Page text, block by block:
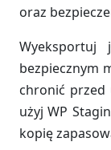
oraz
bezpiecznym
chronić przed
użyj WP
kopię